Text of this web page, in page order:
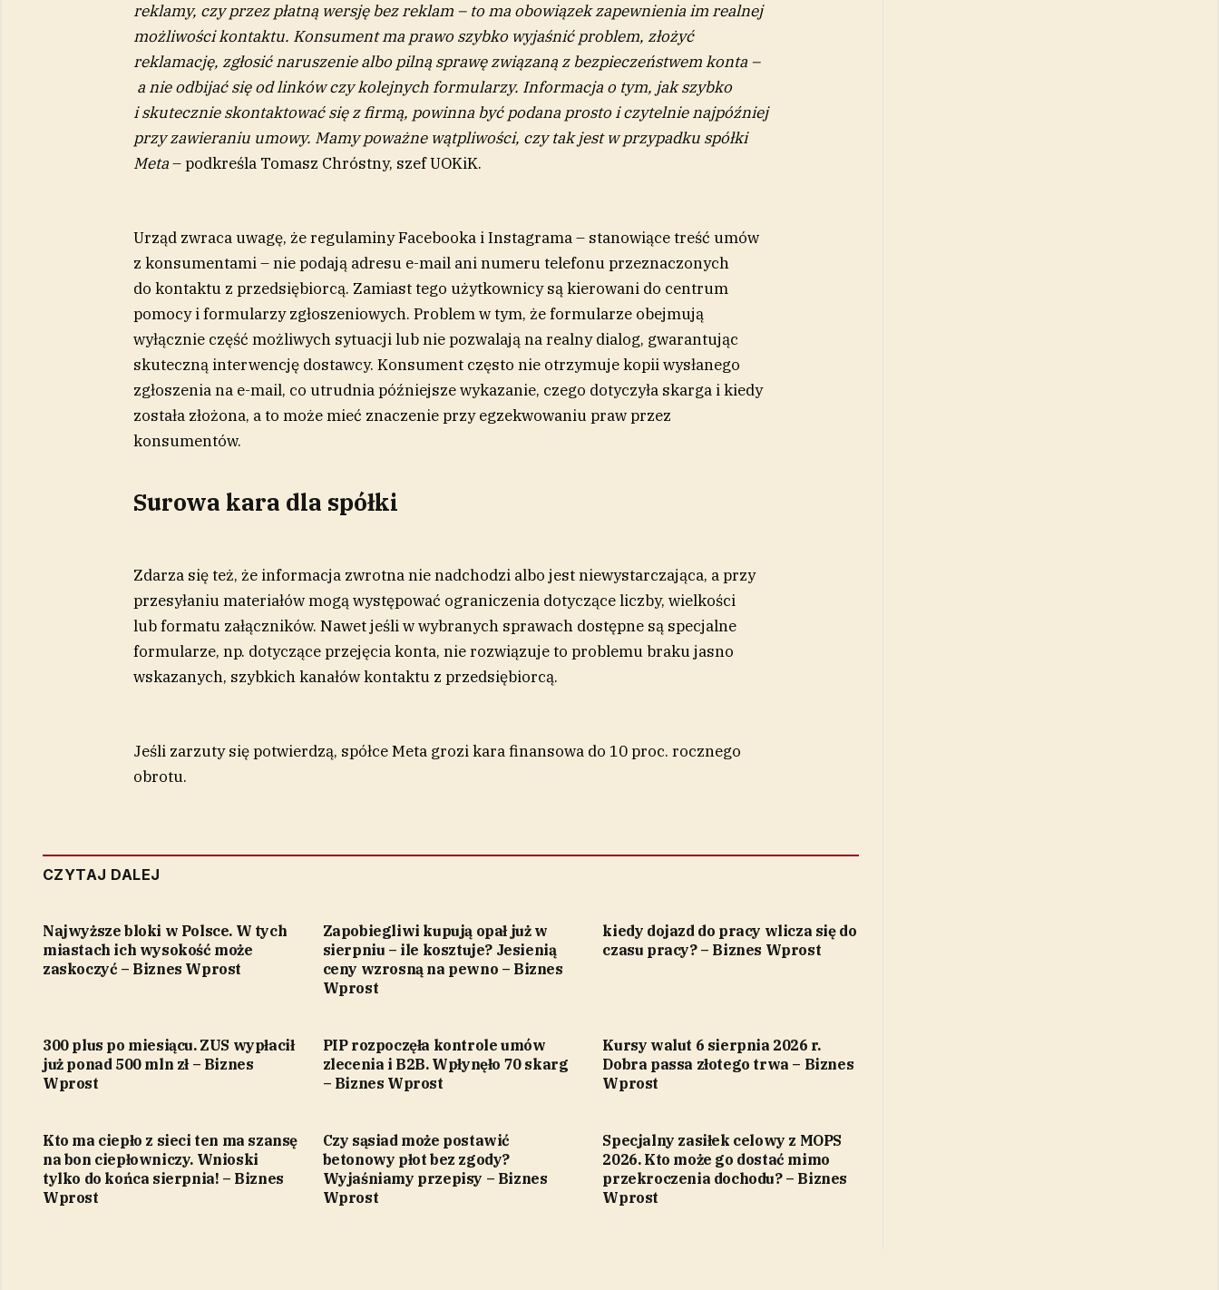
reklamy, czy przez płatną wersję bez reklam – to ma obowiązek zapewnienia im realnej
możliwości kontaktu. Konsument ma prawo szybko wyjaśnić problem, złożyć
reklamację, zgłosić naruszenie albo pilną sprawę związaną z bezpieczeństwem konta –
a nie odbijać się od linków czy kolejnych formularzy. Informacja o tym, jak szybko
i skutecznie skontaktować się z firmą, powinna być podana prosto i czytelnie najpóźniej
przy zawieraniu umowy. Mamy poważne wątpliwości, czy tak jest w przypadku spółki
Meta– podkreśla Tomasz Chróstny, szef UOKiK.
Urząd zwraca uwagę, że regulaminy Facebooka i Instagrama – stanowiące treść umów
z konsumentami – nie podają adresu e-mail ani numeru telefonu przeznaczonych
do kontaktu z przedsiębiorcą. Zamiast tego użytkownicy są kierowani do centrum
pomocy i formularzy zgłoszeniowych. Problem w tym, że formularze obejmują
wyłącznie część możliwych sytuacji lub nie pozwalają na realny dialog, gwarantując
skuteczną interwencję dostawcy. Konsument często nie otrzymuje kopii wysłanego
zgłoszenia na e-mail, co utrudnia późniejsze wykazanie, czego dotyczyła skarga i kiedy
została złożona, a to może mieć znaczenie przy egzekwowaniu praw przez
konsumentów.
Surowa kara dla spółki
Zdarza się też, że informacja zwrotna nie nadchodzi albo jest niewystarczająca, a przy
przesyłaniu materiałów mogą występować ograniczenia dotyczące liczby, wielkości
lub formatu załączników. Nawet jeśli w wybranych sprawach dostępne są specjalne
formularze, np. dotyczące przejęcia konta, nie rozwiązuje to problemu braku jasno
wskazanych, szybkich kanałów kontaktu z przedsiębiorcą.
Jeśli zarzuty się potwierdzą, spółce Meta grozi kara finansowa do 10 proc. rocznego
obrotu.
CZYTAJ DALEJ
Najwyższe bloki w Polsce. W tych
miastach ich wysokość może
zaskoczyć – Biznes Wprost
Zapobiegliwi kupują opał już w
sierpniu – ile kosztuje? Jesienią
ceny wzrosną na pewno – Biznes
Wprost
kiedy dojazd do pracy wlicza się do
czasu pracy? – Biznes Wprost
300 plus po miesiącu. ZUS wypłacił
już ponad 500 mln zł – Biznes
Wprost
PIP rozpoczęła kontrole umów
zlecenia i B2B. Wpłynęło 70 skarg
– Biznes Wprost
Kursy walut 6 sierpnia 2026 r.
Dobra passa złotego trwa – Biznes
Wprost
Kto ma ciepło z sieci ten ma szansę
na bon ciepłowniczy. Wnioski
tylko do końca sierpnia! – Biznes
Wprost
Czy sąsiad może postawić
betonowy płot bez zgody?
Wyjaśniamy przepisy – Biznes
Wprost
Specjalny zasiłek celowy z MOPS
2026. Kto może go dostać mimo
przekroczenia dochodu? – Biznes
Wprost